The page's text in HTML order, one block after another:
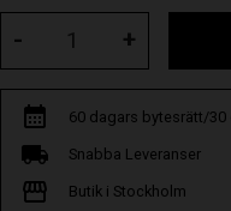
+
-
60 dagars bytesrätt/
Snabba Leveranser
Butik i Stockholm